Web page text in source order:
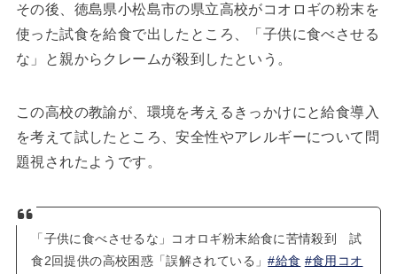
その後、徳島県小松島市の県立高校がコオロギの粉末を
使った試食を給食で出したところ、「子供に食べさせる
な」と親からクレームが殺到したという。
この高校の教諭が、環境を考えるきっかけにと給食導入
を考えて試したところ、安全性やアレルギーについて問
題視されたようです。
「子供に食べさせるな」コオロギ粉末給食に苦情殺到 試
食2回提供の高校困惑「誤解されている」#給食 #食用コオ